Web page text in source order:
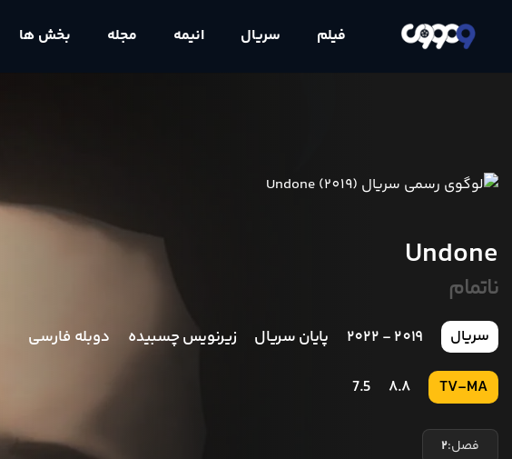
فیلم سریال انیمه مجله بخش ها
Undone
ناتمام
سریال 2019 - 2022 پایان سریال زیرنویس چسبیده دوبله فارسی
TV-MA
8.8
7.5
فصل:2